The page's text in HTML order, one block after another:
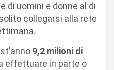
di uomini e donne al di
collegarsi alla rete
9,2 milioni di
effettuare in parte o